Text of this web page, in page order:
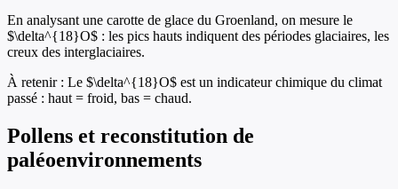
En analysant une carotte de glace du Groenland, on mesure le
$\delta^{18}O$ : les pics hauts indiquent des périodes glaciaires, les
creux des interglaciaires.
À retenir : Le $\delta^{18}O$ est un indicateur chimique du climat
passé : haut = froid, bas = chaud.
Pollens et reconstitution de
paléoenvironnements